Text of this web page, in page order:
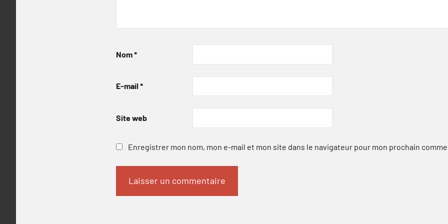
Nom*
E-mail *
Site web
Enregistrer mon nom, mon e-mail et mon site dans le navigateur pour mon prochain